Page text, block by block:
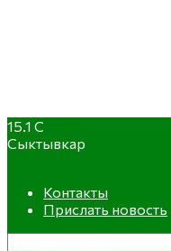
15.1 C
Сыктывкар
Контакты
Прислать новость